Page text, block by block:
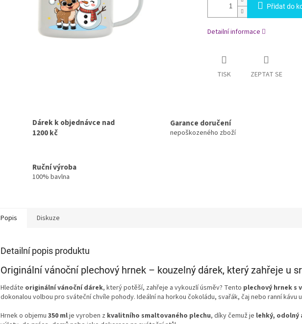
Přidat do
Detailní informace
TISK ZEPTAT SE
Dárek k objednávce nad
1200 kč
Garance doručení
nepoškozeného zboží
Ruční výroba
100% bavlna
Popis Diskuze
Detailní popis produktu
Originální vánoční plechový hrnek – kouzelný dárek, který zahřeje u
Hledáte originální vánoční dárek, který potěší, zahřeje a vykouzlí úsměv? Tento plechový hrnek s
dokonalou volbou pro sváteční chvíle pohody. Ideální na horkou čokoládu, svařák, čaj nebo ranní kávu
Hrnek o objemu 350 mlje vyroben z kvalitního smaltovaného plechu, díky čemuž je lehký, odolný